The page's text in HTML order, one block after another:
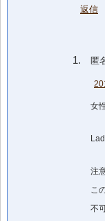
返信
匿
女
注
こ
不